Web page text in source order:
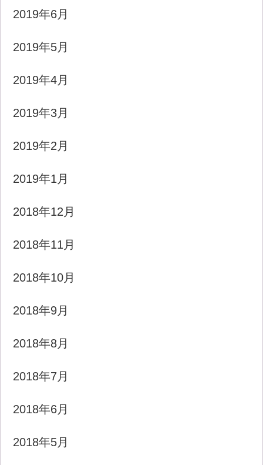
2019年6月
2019年5月
2019年4月
2019年3月
2019年2月
2019年1月
2018年12月
2018年11月
2018年10月
2018年9月
2018年8月
2018年7月
2018年6月
2018年5月